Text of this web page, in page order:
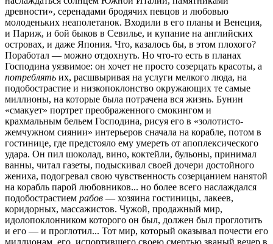
древности», серенадами бродячих певцов и любовью
молоденьких неаполетанок. Входили в его планы и Венеция,
и Париж, и бой быков в Севилье, и купание на английских
островах, и даже Япония. Что, казалось бы, в этом плохого?
Поработал — можно отдохнуть. Но что-то есть в планах
Господина уязвимое: он хочет не просто созерцать красоты, а
потреблять их, расшвыривая на услуги мелкого люда, на
подобострастие и низкопоклонство окружающих те самые
миллионы, на которые была потрачена вся жизнь. Бунин
«смакует» портрет преображенного смокингом и
крахмальным бельем Господина, рисуя его в «золотисто-
жемчужном сиянии» интерьеров сначала на корабле, потом в
гостинице, где предстояло ему умереть от апоплексического
удара. Он пил шоколад, вино, коктейли, бульоны, принимал
ванны, читал газеты, подыскивал своей дочери достойного
жениха, подогревал свою чувственность созерцанием нанятой
на корабль парой любовников... но более всего наслаждался
подобострастием рабов — хозяина гостиницы, лакеев,
коридорных, массажистов. Чужой, продажный мир,
идолопоклонником которого он был, должен был проглотить
и его — и проглотил... Тот мир, который оказывал почести его
миллионам, его, испортившего своею смертью званый вечер в